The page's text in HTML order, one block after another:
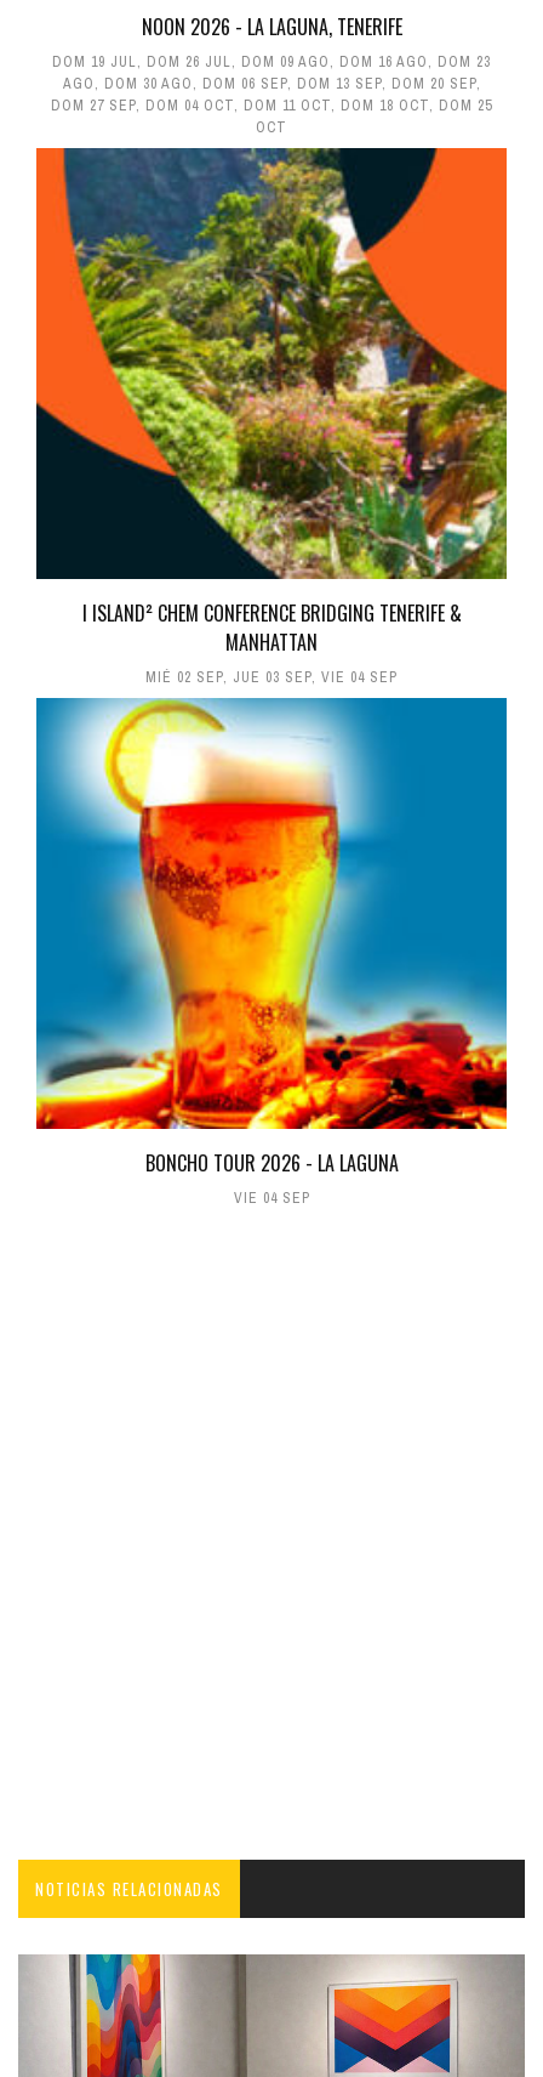
NOON 2026 - LA LAGUNA, TENERIFE
DOM 19 JUL, DOM 26 JUL, DOM 09 AGO, DOM 16 AGO, DOM 23
AGO, DOM 30 AGO, DOM 06 SEP, DOM 13 SEP, DOM 20 SEP,
DOM 27 SEP, DOM 04 OCT, DOM 11 OCT, DOM 18 OCT, DOM 25
OCT
I ISLAND² CHEM CONFERENCE BRIDGING TENERIFE &
MANHATTAN
MIÉ 02 SEP, JUE 03 SEP, VIE 04 SEP
BONCHO TOUR 2026 - LA LAGUNA
VIE 04 SEP
NOTICIAS RELACIONADAS